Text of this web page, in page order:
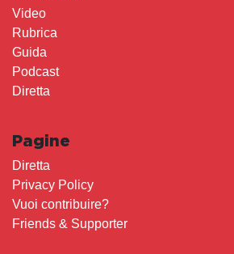
Video
Rubrica
Guida
Podcast
Diretta
Pagine
Diretta
Privacy Policy
Vuoi contribuire?
Friends & Supporter